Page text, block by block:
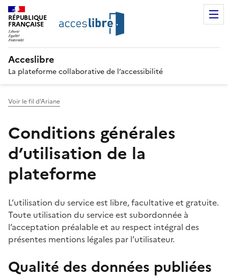
RÉPUBLIQUE
FRANÇAISE
Acceslibre
La plateforme collaborative de l’accessibilité
Voir le fil d'Ariane
Conditions générales
d’utilisation de la
plateforme
L’utilisation du service est libre, facultative et gratuite.
Toute utilisation du service est subordonnée à
l’acceptation préalable et au respect intégral des
présentes mentions légales par l’utilisateur.
Qualité des données publiées